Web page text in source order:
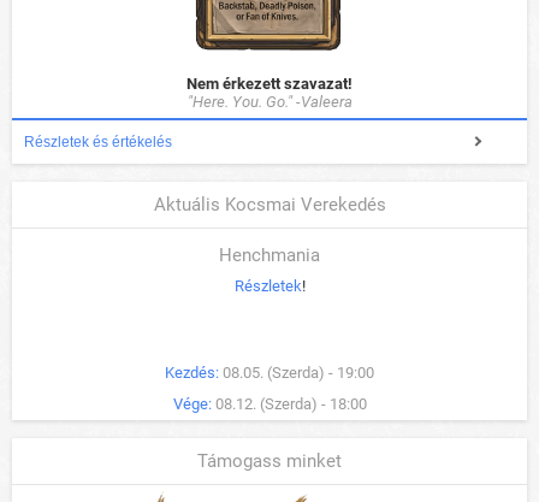
Nem érkezett szavazat!
"Here. You. Go." -Valeera
Részletek és értékelés
Aktuális Kocsmai Verekedés
Henchmania
Részletek!
Kezdés: 08.05. (Szerda) - 19:00
Vége: 08.12. (Szerda) - 18:00
Támogass minket